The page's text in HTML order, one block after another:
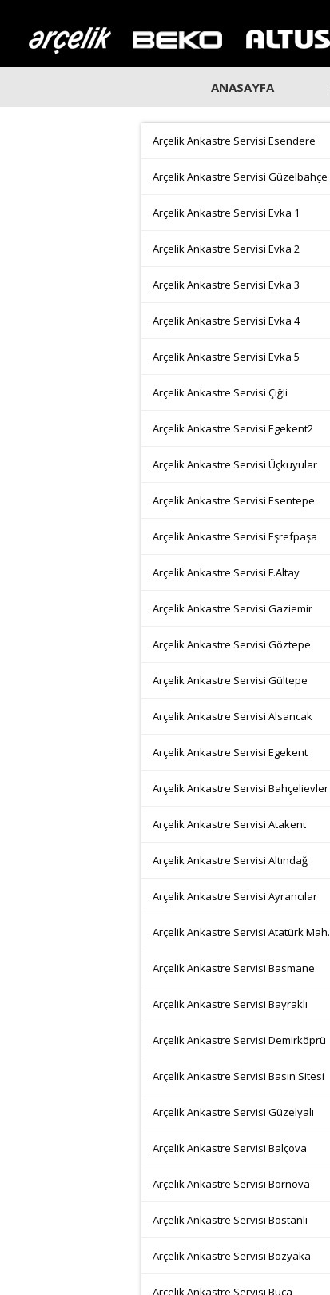
ANASAYFA
Arçelik Ankastre Servisi Esendere
Arçelik Ankastre Servisi Güzelbahçe
Arçelik Ankastre Servisi Evka 1
Arçelik Ankastre Servisi Evka 2
Arçelik Ankastre Servisi Evka 3
Arçelik Ankastre Servisi Evka 4
Arçelik Ankastre Servisi Evka 5
Arçelik Ankastre Servisi Çiğli
Arçelik Ankastre Servisi Egekent2
Arçelik Ankastre Servisi Üçkuyular
Arçelik Ankastre Servisi Esentepe
Arçelik Ankastre Servisi Eşrefpaşa
Arçelik Ankastre Servisi F.Altay
Arçelik Ankastre Servisi Gaziemir
Arçelik Ankastre Servisi Göztepe
Arçelik Ankastre Servisi Gültepe
Arçelik Ankastre Servisi Alsancak
Arçelik Ankastre Servisi Egekent
Arçelik Ankastre Servisi Bahçelievler
Arçelik Ankastre Servisi Atakent
Arçelik Ankastre Servisi Altındağ
Arçelik Ankastre Servisi Ayrancılar
Arçelik Ankastre Servisi Atatürk Mah.
Arçelik Ankastre Servisi Basmane
Arçelik Ankastre Servisi Bayraklı
Arçelik Ankastre Servisi Demirköprü
Arçelik Ankastre Servisi Basın Sitesi
Arçelik Ankastre Servisi Güzelyalı
Arçelik Ankastre Servisi Balçova
Arçelik Ankastre Servisi Bornova
Arçelik Ankastre Servisi Bostanlı
Arçelik Ankastre Servisi Bozyaka
Arçelik Ankastre Servisi Buca